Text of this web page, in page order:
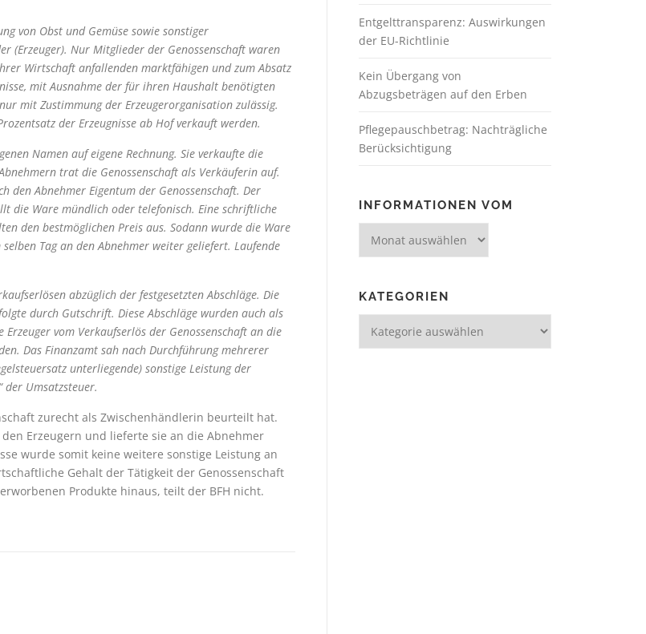
von Obst und Gemüse sowie sonstiger
(Erzeuger). Nur Mitglieder der Genossenschaft waren
Wirtschaft anfallenden marktfähigen und zum Absatz
mit Ausnahme der für ihren Haushalt benötigten
mit Zustimmung der Erzeugerorganisation zulässig.
der Erzeugnisse ab Hof verkauft werden.
Namen auf eigene Rechnung. Sie verkaufte die
trat die Genossenschaft als Verkäuferin auf.
den Abnehmer Eigentum der Genossenschaft. Der
die Ware mündlich oder telefonisch. Eine schriftliche
den bestmöglichen Preis aus. Sodann wurde die Ware
Tag an den Abnehmer weiter geliefert. Laufende
abzüglich der festgesetzten Abschläge. Die
durch Gutschrift. Diese Abschläge wurden auch als
vom Verkaufserlös der Genossenschaft an die
Das Finanzamt sah nach Durchführung mehrerer
unterliegende) sonstige Leistung der
der Umsatzsteuer.
zurecht als Zwischenhändlerin beurteilt hat.
Erzeugern und lieferte sie an die Abnehmer
wurde somit keine weitere sonstige Leistung an
Gehalt der Tätigkeit der Genossenschaft
Produkte hinaus, teilt der BFH nicht.
Entgelttransparenz: Auswirkungen
der EU-Richtlinie
Kein Übergang von
Abzugsbeträgen auf den Erben
Pflegepauschbetrag: Nachträgliche
Berücksichtigung
INFORMATIONEN VOM
KATEGORIEN